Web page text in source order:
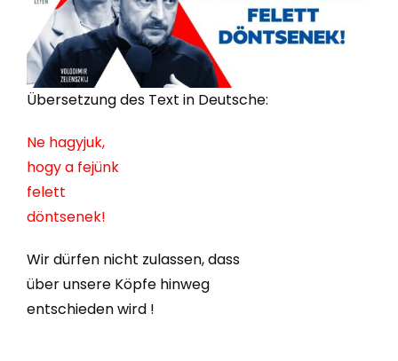
Übersetzung des Text in Deutsche:
Ne hagyjuk,
hogy a fejünk
felett
döntsenek!
Wir dürfen nicht zulassen, dass
über unsere Köpfe hinweg
entschieden wird !